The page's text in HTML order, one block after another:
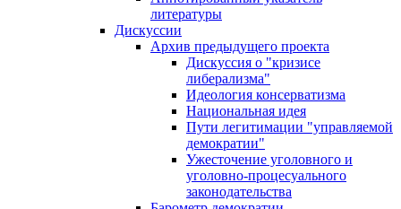
литературы
Дискуссии
Архив предыдущего проекта
Дискуссия о "кризисе
либерализма"
Идеология консерватизма
Национальная идея
Пути легитимации "управляемой
демократии"
Ужесточение уголовного и
уголовно-процесуального
законодательства